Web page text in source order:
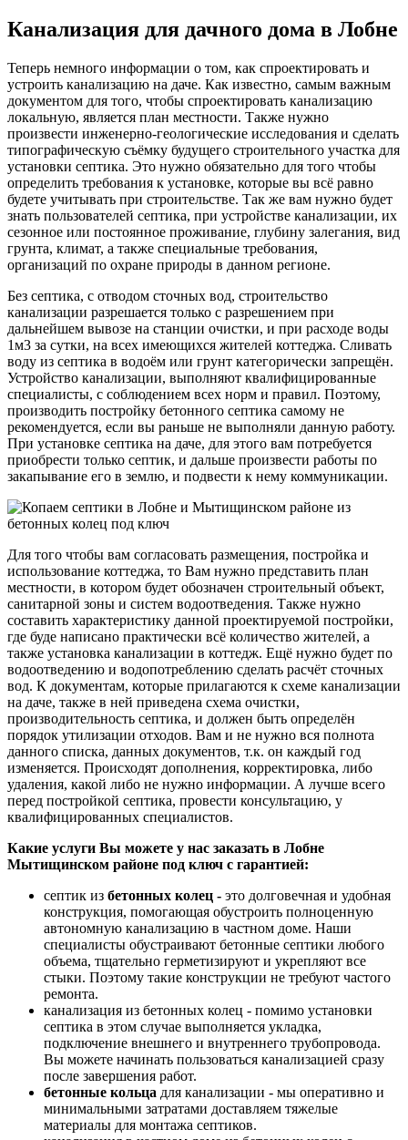
Канализация для дачного дома в Лобне
Теперь немного информации о том, как спроектировать и
устроить канализацию на даче. Как известно, самым важным
документом для того, чтобы спроектировать канализацию
локальную, является план местности. Также нужно
произвести инженерно-геологические исследования и сделать
типографическую съёмку будущего строительного участка для
установки септика. Это нужно обязательно для того чтобы
определить требования к установке, которые вы всё равно
будете учитывать при строительстве. Так же вам нужно будет
знать пользователей септика, при устройстве канализации, их
сезонное или постоянное проживание, глубину залегания, вид
грунта, климат, а также специальные требования,
организаций по охране природы в данном регионе.
Без септика, с отводом сточных вод, строительство
канализации разрешается только с разрешением при
дальнейшем вывозе на станции очистки, и при расходе воды
1м3 за сутки, на всех имеющихся жителей коттеджа. Сливать
воду из септика в водоём или грунт категорически запрещён.
Устройство канализации, выполняют квалифицированные
специалисты, с соблюдением всех норм и правил. Поэтому,
производить постройку бетонного септика самому не
рекомендуется, если вы раньше не выполняли данную работу.
При установке септика на даче, для этого вам потребуется
приобрести только септик, и дальше произвести работы по
закапывание его в землю, и подвести к нему коммуникации.
Для того чтобы вам согласовать размещения, постройка и
использование коттеджа, то Вам нужно представить план
местности, в котором будет обозначен строительный объект,
санитарной зоны и систем водоотведения. Также нужно
составить характеристику данной проектируемой постройки,
где буде написано практически всё количество жителей, а
также установка канализации в коттедж. Ещё нужно будет по
водоотведению и водопотреблению сделать расчёт сточных
вод. К документам, которые прилагаются к схеме канализации
на даче, также в ней приведена схема очистки,
производительность септика, и должен быть определён
порядок утилизации отходов. Вам и не нужно вся полнота
данного списка, данных документов, т.к. он каждый год
изменяется. Происходят дополнения, корректировка, либо
удаления, какой либо не нужно информации. А лучше всего
перед постройкой септика, провести консультацию, у
квалифицированных специалистов.
Какие услуги Вы можете у нас заказать в Лобне
Мытищинском районе под ключ с гарантией:
септик из бетонных колец - это долговечная и удобная
конструкция, помогающая обустроить полноценную
автономную канализацию в частном доме. Наши
специалисты обустраивают бетонные септики любого
объема, тщательно герметизируют и укрепляют все
стыки. Поэтому такие конструкции не требуют частого
ремонта.
канализация из бетонных колец - помимо установки
септика в этом случае выполняется укладка,
подключение внешнего и внутреннего трубопровода.
Вы можете начинать пользоваться канализацией сразу
после завершения работ.
бетонные кольца для канализации - мы оперативно и
минимальными затратами доставляем тяжелые
материалы для монтажа септиков.